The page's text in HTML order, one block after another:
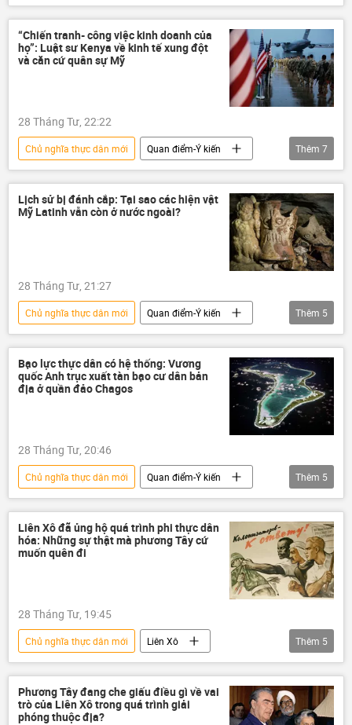
Hoa Kỳ
Quan điểm-Ý kiến
“Chiến tranh- công việc kinh doanh của
họ”: Luật sư Kenya về kinh tế xung đột
và căn cứ quân sự Mỹ
28 Tháng Tư, 22:22
Chủ nghĩa thực dân mới
Quan điểm-Ý kiến
chuyên gia
Hoa Kỳ
Thế giới
Chính trị
căn cứ quân sự
căn cứ quân sự Mỹ
xung đột
Thêm 7
Lịch sử bị đánh cắp: Tại sao các hiện vật
Mỹ Latinh vẫn còn ở nước ngoài?
28 Tháng Tư, 21:27
Chủ nghĩa thực dân mới
Quan điểm-Ý kiến
chuyên gia
Mỹ Latinh
Thế giới
Văn hóa
Mexico
Thêm 5
Bạo lực thực dân có hệ thống: Vương
quốc Anh trục xuất tàn bạo cư dân bản
địa ở quần đảo Chagos
28 Tháng Tư, 20:46
Chủ nghĩa thực dân mới
Quan điểm-Ý kiến
chuyên gia
Anh
Chính trị
phương Tây
Thế giới
Thêm 5
Liên Xô đã ủng hộ quá trình phi thực dân
hóa: Những sự thật mà phương Tây cứ
muốn quên đi
28 Tháng Tư, 19:45
Chủ nghĩa thực dân mới
Liên Xô
Quan điểm-Ý kiến
phương Tây
Thế giới
Hoa Kỳ Chính trị
Thêm 5
Phương Tây đang che giấu điều gì về vai
trò của Liên Xô trong quá trình giải
phóng thuộc địa?